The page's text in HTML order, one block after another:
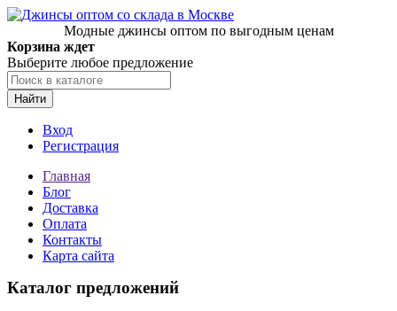
Модные джинсы оптом по выгодным ценам
Корзина ждет
Выберите любое предложение
Найти
Вход
Регистрация
Главная
Блог
Доставка
Оплата
Контакты
Карта сайта
Каталог предложений